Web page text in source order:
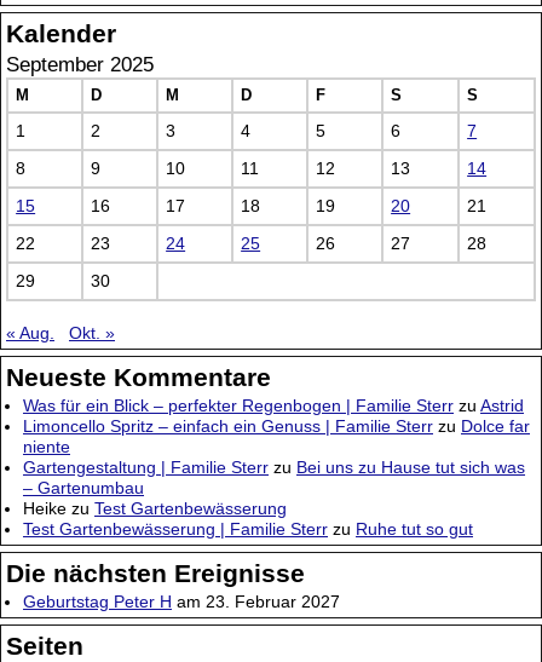
Kalender
September 2025
M D M D F S S
1 2 3 4 5 6
7
8
9 10 11 12 13
14
15
16 17 18 19 20
21
22
23 24 25 26 27
28
29
30
« Aug. Okt. »
Neueste Kommentare
Was für ein Blick – perfekter Regenbogen | Familie Sterr zu Astrid
Limoncello Spritz – einfach ein Genuss | Familie Sterr zu Dolce far
niente
Gartengestaltung | Familie Sterr zu Bei uns zu Hause tut sich was
– Gartenumbau
Heike zu Test Gartenbewässerung
Test Gartenbewässerung | Familie Sterr zu Ruhe tut so gut
Die nächsten Ereignisse
Geburtstag Peter H am 23. Februar 2027
Seiten